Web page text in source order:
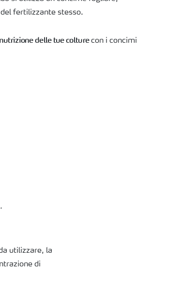
fertilizzante stesso.
delle tue colturecon i concimi
utilizzare, la
di